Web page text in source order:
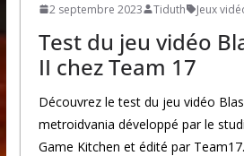
2 septembre 2023 Tiduth Jeux
Test du jeu vidéo
II chez Team 17
Découvrez le test du jeu vidéo
metroidvania développé par le
Game Kitchen et édité par Team17.